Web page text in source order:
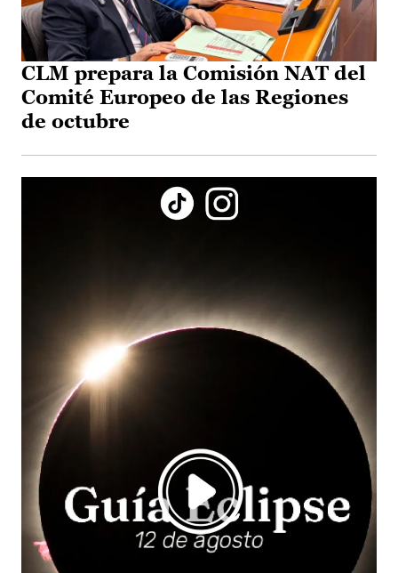
CLM prepara la Comisión NAT del
Comité Europeo de las Regiones
de octubre